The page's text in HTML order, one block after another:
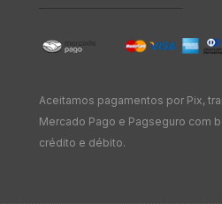
Aceitamos pagamentos por Pix,
Mercado Pago e Pagseguro com
crédito e débito.